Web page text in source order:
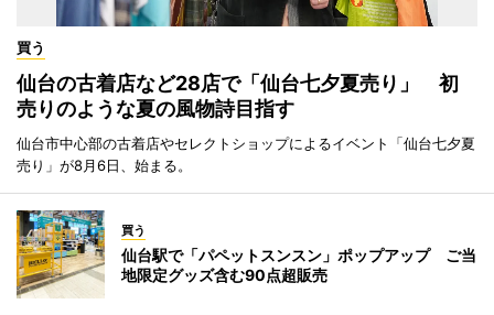
買う
仙台の古着店など28店で「仙台七夕夏売り」 初
売りのような夏の風物詩目指す
仙台市中心部の古着店やセレクトショップによるイベント「仙台七夕夏
売り」が8月6日、始まる。
買う
仙台駅で「パペットスンスン」ポップアップ ご当
地限定グッズ含む90点超販売